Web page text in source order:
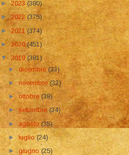
►2023(380)
►2022 (375)
►2021(374)
►2020(451)
▼2019(381)
►dicembre(33)
►novembre(32)
►ottobre(38)
►settembre(34)
►agosto(35)
►luglio(24)
►giugno(25)